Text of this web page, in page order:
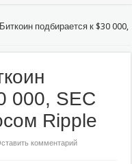
подбирается к $30 000,
000, SEC
Ripple
комментарий